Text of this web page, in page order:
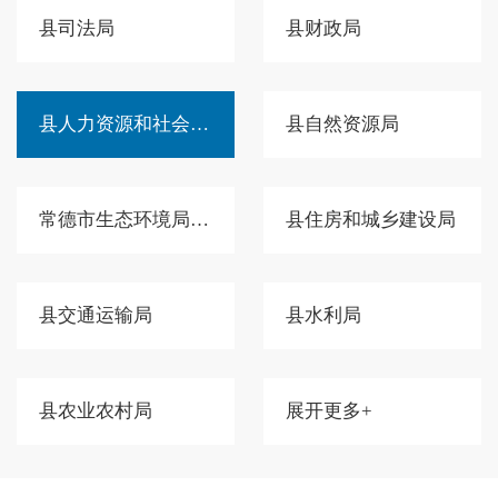
县司法局 县财政局
县人力资源和社会保障局 县自然资源局
常德市生态环境局桃源分局 县住房和城乡建设局
县交通运输局 县水利局
县农业农村局 展开更多+